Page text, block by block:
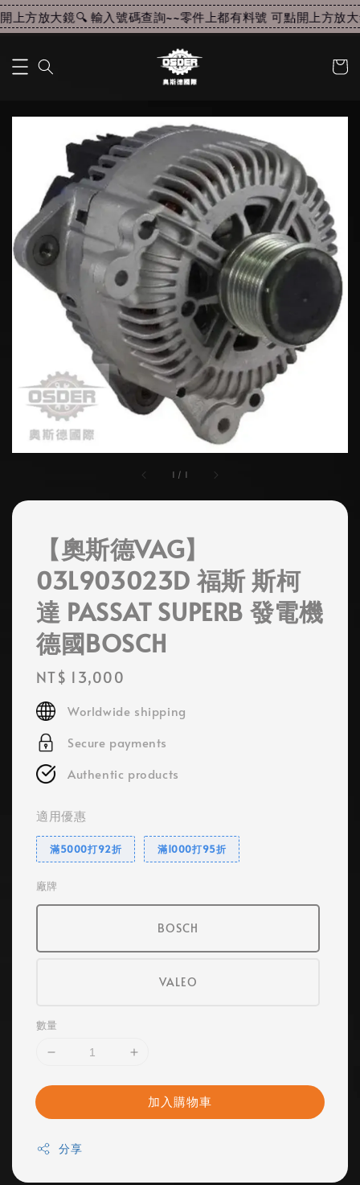
上方放大鏡🔍 輸入號碼查詢~~零件上都有料號 可點開上方放大
1 / 1
【奧斯德VAG】
03L903023D 福斯 斯柯
達 PASSAT SUPERB 發電機
德國BOSCH
Regular
price
NT$ 13,000
Worldwide shipping
Secure payments
Authentic products
適用優惠
滿5000打92折 滿1000打95折
廠牌
BOSCH
VALEO
數量
加入購物車
分享